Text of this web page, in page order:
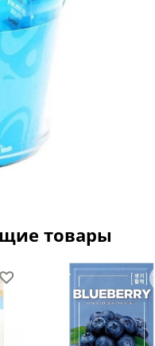
товары